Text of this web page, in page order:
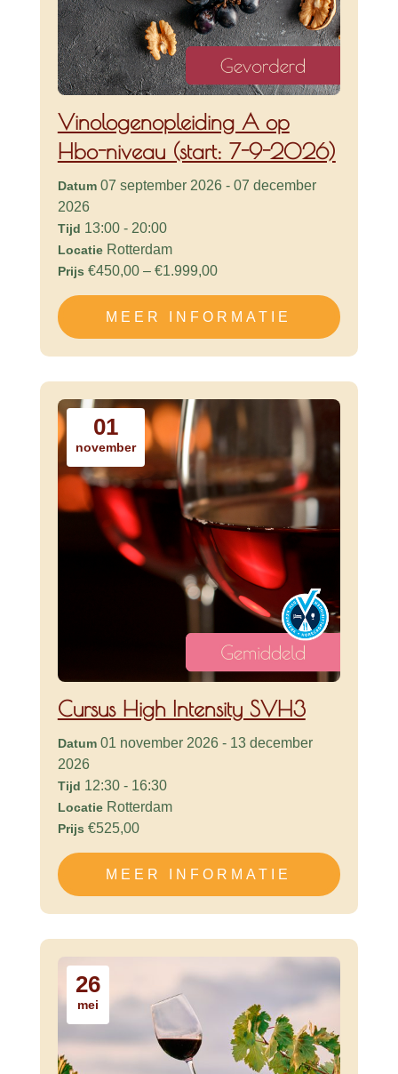
Vinologenopleiding A op
Hbo-niveau (start: 7-9-2026)
Datum 07 september 2026 - 07 december
2026
Tijd 13:00 - 20:00
Locatie Rotterdam
Prijs €450,00 – €1.999,00
MEER INFORMATIE
01
november
Cursus High Intensity SVH3
Datum 01 november 2026 - 13 december
2026
Tijd 12:30 - 16:30
Locatie Rotterdam
Prijs €525,00
MEER INFORMATIE
26
mei